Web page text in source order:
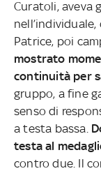
Curatoli, aveva
Patrice, poi
mostrato
continuità per
gruppo, a fine
senso di
a testa bassa.
testa al
contro due. Il